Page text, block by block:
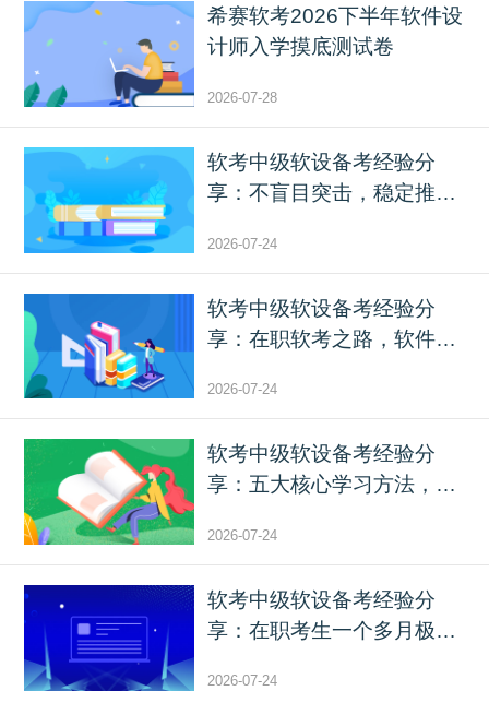
希赛软考2026下半年软件设
计师入学摸底测试卷
2026-07-28
软考中级软设备考经验分
享：不盲目突击，稳定推进
2026-07-24
软考中级软设备考经验分
享：在职软考之路，软件设
2026-07-24
软考中级软设备考经验分
享：五大核心学习方法，助
2026-07-24
软考中级软设备考经验分
享：在职考生一个多月极限
2026-07-24